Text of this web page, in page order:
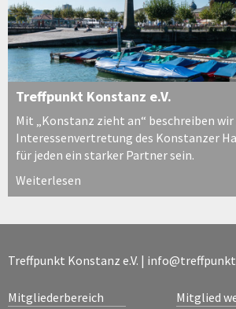
Treffpunkt Konstanz e.V.
Mit „Konstanz zieht an“ beschreiben
Interessenvertretung des Konstanzer
für jeden ein starker Partner sein.
Weiterlesen
Treffpunkt Konstanz e.V. |
Mitgliederbereich Mitglied